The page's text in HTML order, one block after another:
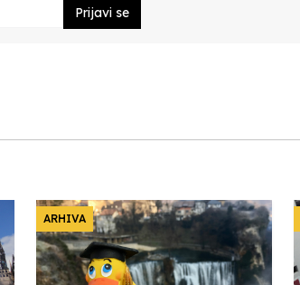
Prijavi se
ARHIVA